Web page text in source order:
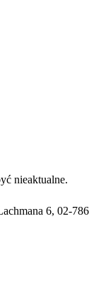
nieaktualne.
6, 02-786